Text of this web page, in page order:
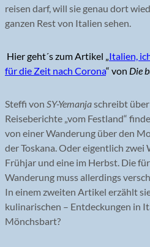
reisen darf, will sie genau dort
ganzen Rest von Italien sehen.
Hier geht´s zum Artikel „ Italien,
für die Zeit nach Corona“ von Die
Steffi von SY-Yemanjaschreibt
Reiseberichte „vom Festland“
von einer Wanderung über den
der Toskana. Oder eigentlich zwei
Frühjar und eine im Herbst. Die
Wanderung muss allerdings
In einem zweiten Artikel erzählt
kulinarischen – Entdeckungen in
Mönchsbart?